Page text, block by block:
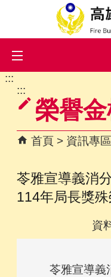
跳到主要內容區塊
:::
:::
榮譽
首頁 資訊專區
苓雅宣導義消
114年局長獎殊
資
苓雅宣導義